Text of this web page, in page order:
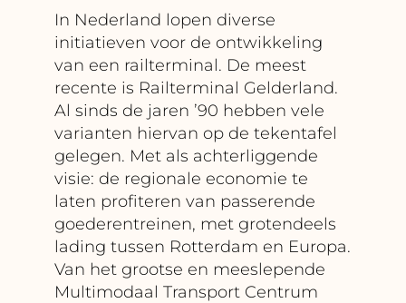
In Nederland lopen diverse
initiatieven voor de ontwikkeling
van een railterminal. De meest
recente is Railterminal Gelderland.
Al sinds de jaren ’90 hebben vele
varianten hiervan op de tekentafel
gelegen. Met als achterliggende
visie: de regionale economie te
laten profiteren van passerende
goederentreinen, met grotendeels
lading tussen Rotterdam en Europa.
Van het grootse en meeslepende
Multimodaal Transport Centrum